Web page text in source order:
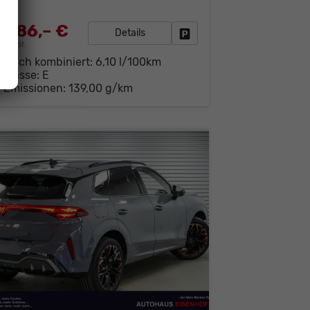
€
MwSt.
Details
kombiniert: 6,10 l/100km
-Klasse: E
Emissionen:139,00 g/km